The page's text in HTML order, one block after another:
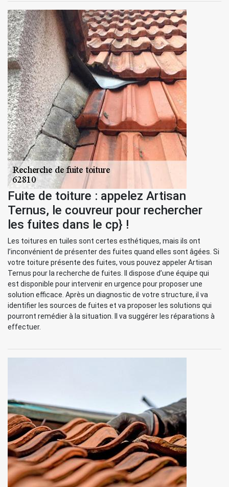
Fuite de toiture : appelez Artisan
Ternus, le couvreur pour rechercher
les fuites dans le cp} !
Les toitures en tuiles sont certes esthétiques, mais ils ont
l’inconvénient de présenter des fuites quand elles sont âgées. Si
votre toiture présente des fuites, vous pouvez appeler Artisan
Ternus pour la recherche de fuites. Il dispose d’une équipe qui
est disponible pour intervenir en urgence pour proposer une
solution efficace. Après un diagnostic de votre structure, il va
identifier les sources de fuites et va proposer les solutions qui
pourront remédier à la situation. Il va suggérer les réparations à
effectuer.